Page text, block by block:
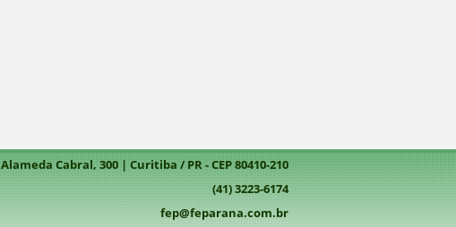
Alameda Cabral, 300 | Curitiba / PR - CEP 80410-210
(41) 3223-6174
fep@feparana.com.br